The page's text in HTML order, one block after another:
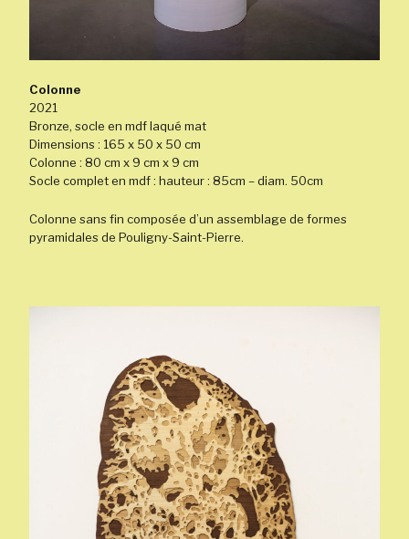
Colonne
2021
Bronze, socle en mdf laqué mat
Dimensions : 165 x 50 x 50 cm
Colonne : 80 cm x 9 cm x 9 cm
Socle complet en mdf : hauteur : 85cm – diam. 50cm
Colonne sans fin composée d’un assemblage de formes
pyramidales de Pouligny-Saint-Pierre.